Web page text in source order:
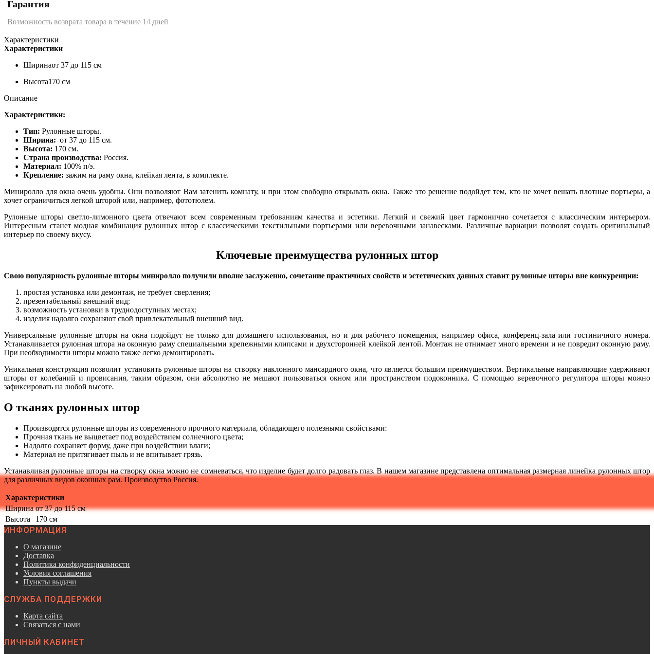
Гарантия
Возможность возврата товара в течение 14 дней
Характеристики
Характеристики
Ширинаот 37 до 115 см
Высота170 см
Описание
Характеристики:
Тип: Рулонные шторы.
Ширина: от 37 до 115 см.
Высота: 170 см.
Страна производства: Россия.
Материал: 100% п/э.
Крепление: зажим на раму окна, клейкая лента, в комплекте.
Миниролло для окна очень удобны. Они позволяют Вам затенить комнату, и при этом свободно открывать окна. Также это решение подойдет тем, кто не хочет вешать плотные портьеры, а
хочет ограничиться легкой шторой или, например, фототюлем.
Рулонные шторы светло-лимонного цвета отвечают всем современным требованиям качества и эстетики. Легкий и свежий цвет гармонично сочетается с классическим интерьером.
Интересным станет модная комбинация рулонных штор с классическими текстильными портьерами или веревочными занавесками. Различные вариации позволят создать оригинальный
интерьер по своему вкусу.
Ключевые преимущества рулонных штор
Свою популярность рулонные шторы миниролло получили вполне заслуженно, сочетание практичных свойств и эстетических данных ставит рулонные шторы вне конкуренции:
простая установка или демонтаж, не требует сверления;
презентабельный внешний вид;
возможность установки в труднодоступных местах;
изделия надолго сохраняют свой привлекательный внешний вид.
Универсальные рулонные шторы на окна подойдут не только для домашнего использования, но и для рабочего помещения, например офиса, конференц-зала или гостиничного номера.
Устанавливается рулонная штора на оконную раму специальными крепежными клипсами и двухсторонней клейкой лентой. Монтаж не отнимает много времени и не повредит оконную раму.
При необходимости шторы можно также легко демонтировать.
Уникальная конструкция позволит установить рулонные шторы на створку наклонного мансардного окна, что является большим преимуществом. Вертикальные направляющие удерживают
шторы от колебаний и провисания, таким образом, они абсолютно не мешают пользоваться окном или пространством подоконника. С помощью веревочного регулятора шторы можно
зафиксировать на любой высоте.
О тканях рулонных штор
Производятся рулонные шторы из современного прочного материала, обладающего полезными свойствами:
Прочная ткань не выцветает под воздействием солнечного цвета;
Надолго сохраняет форму, даже при воздействии влаги;
Материал не притягивает пыль и не впитывает грязь.
Устанавливая рулонные шторы на створку окна можно не сомневаться, что изделие будет долго радовать глаз. В нашем магазине представлена оптимальная размерная линейка рулонных штор
для различных видов оконных рам. Производство Россия.
Характеристики
Ширина от 37 до 115 см
Высота
170 см
ИНФОРМАЦИЯ
О магазине
Доставка
Политика конфиденциальности
Условия соглашения
Пункты выдачи
СЛУЖБА ПОДДЕРЖКИ
Карта сайта
Связаться с нами
ЛИЧНЫЙ КАБИНЕТ